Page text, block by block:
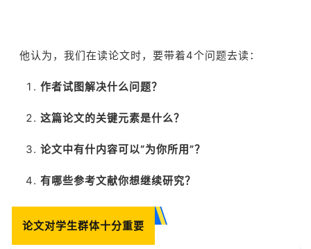
他认为，我们在读论文时，要带着4个问题去读：
作者试图解决什么问题？
这篇论文的关键元素是什么？
论文中有什内容可以“为你所用”？
有哪些参考文献你想继续研究？
论文对学生群体十分重要